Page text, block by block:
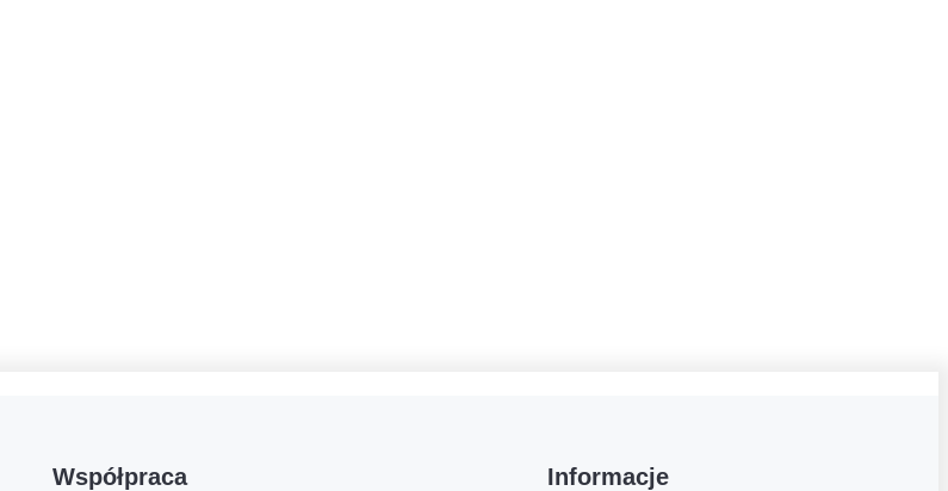
Współpraca Informacje